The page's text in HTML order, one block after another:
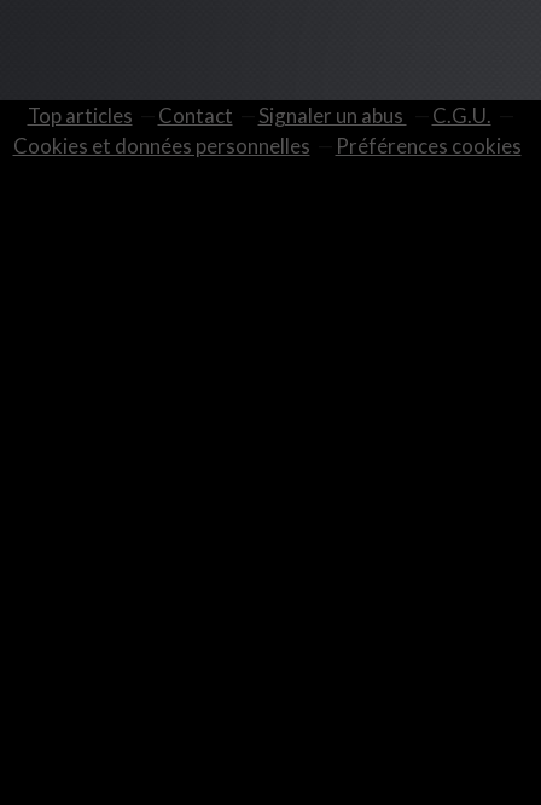
Top articles Contact Signaler un abus
C.G.U.
Cookies et données personnelles
Préférences cookies